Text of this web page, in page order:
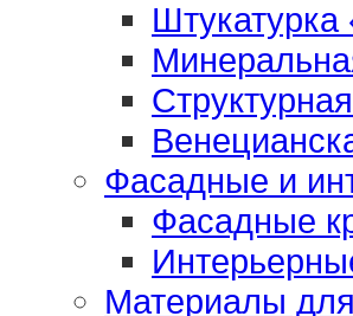
Штукатурка
Фасадные и
Фасадные
Материалы